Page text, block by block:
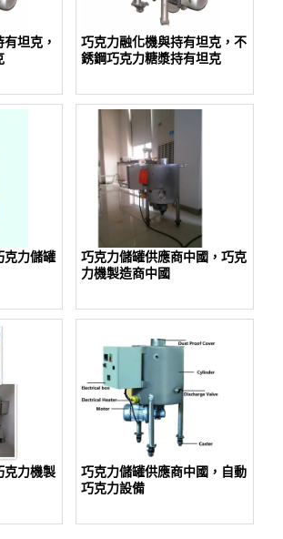
坦克，
巧克力融化機與持有坦克，不
銹鋼巧克力糖漿持有坦克
克力儲罐
巧克力儲罐供應商中國，巧克
力機製造商中國
克力機製
巧克力儲罐供應商中國，自動
巧克力設備